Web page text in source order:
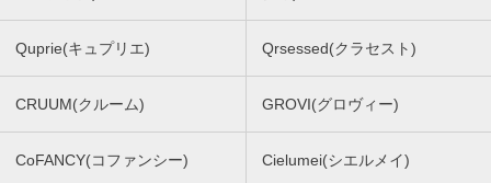
Quprie(キュプリエ) Qrsessed(クラセスト)
CRUUM(クルーム) GROVI(グロヴィー)
CoFANCY(コファンシー) Cielumei(シエルメイ)